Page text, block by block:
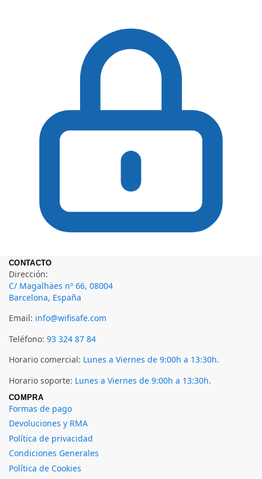
CONTACTO
Dirección:
C/ Magalhäes nº 66, 08004
Barcelona, España
Email: info@wifisafe.com
Teléfono: 93 324 87 84
Horario comercial: Lunes a Viernes de 9:00h a 13:30h.
Horario soporte: Lunes a Viernes de 9:00h a 13:30h.
COMPRA
Formas de pago
Devoluciones y RMA
Política de privacidad
Condiciones Generales
Política de Cookies